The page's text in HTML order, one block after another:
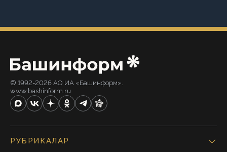
© 1992-2026 АО ИА «Башинформ».
www.bashinform.ru
РУБРИКАЛАР